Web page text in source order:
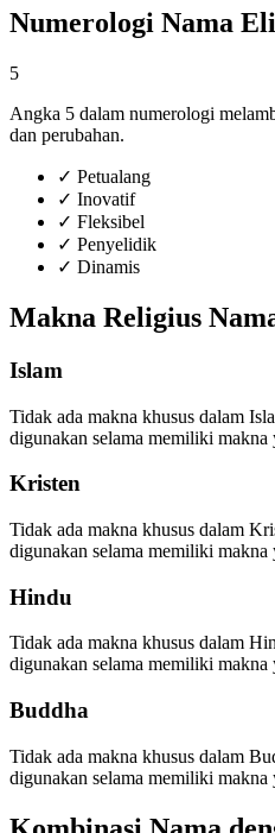
Numerologi Nama
5
Angka 5 dalam numerologi
dan perubahan.
✓ Petualang
✓ Inovatif
✓ Fleksibel
✓ Penyelidik
✓ Dinamis
Makna Religius
Islam
Tidak ada makna khusus dalam
digunakan selama memiliki makna
Kristen
Tidak ada makna khusus dalam
digunakan selama memiliki makna
Hindu
Tidak ada makna khusus dalam
digunakan selama memiliki makna
Buddha
Tidak ada makna khusus dalam
digunakan selama memiliki makna